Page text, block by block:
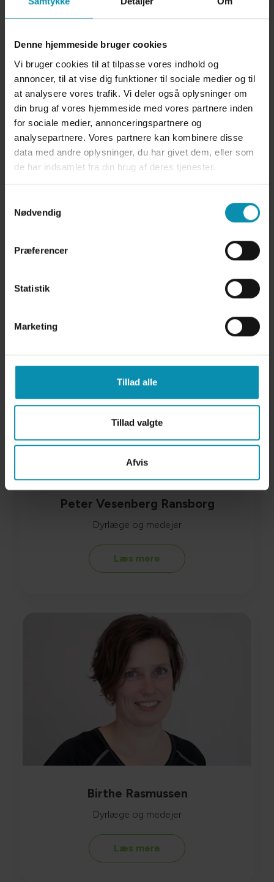
Denne hjemmeside bruger cookies
Vi bruger cookies til at tilpasse vores indhold og
annoncer, til at vise dig funktioner til sociale medier og til
at analysere vores trafik. Vi deler også oplysninger om
din brug af vores hjemmeside med vores partnere inden
for sociale medier, annonceringspartnere og
analysepartnere. Vores partnere kan kombinere disse
data med andre oplysninger, du har givet dem, eller som
de har indsamlet fra din brug af deres tjenester.
Nødvendig
Præferencer
Statistik
Marketing
Tillad alle
Tillad valgte
Afvis
Peter Vesenberg Ransborg
Dyrlæge og medejer
Læs mere
Birthe Rasmussen
Dyrlæge og medejer
Læs mere